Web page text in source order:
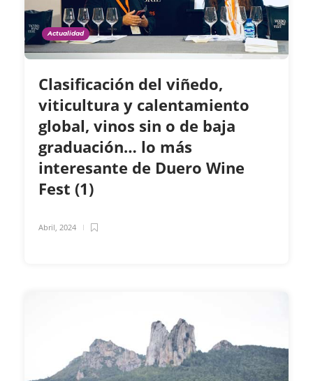
Actualidad
Clasificación del viñedo,
viticultura y calentamiento
global, vinos sin o de baja
graduación… lo más
interesante de Duero Wine
Fest (1)
Abril, 2024